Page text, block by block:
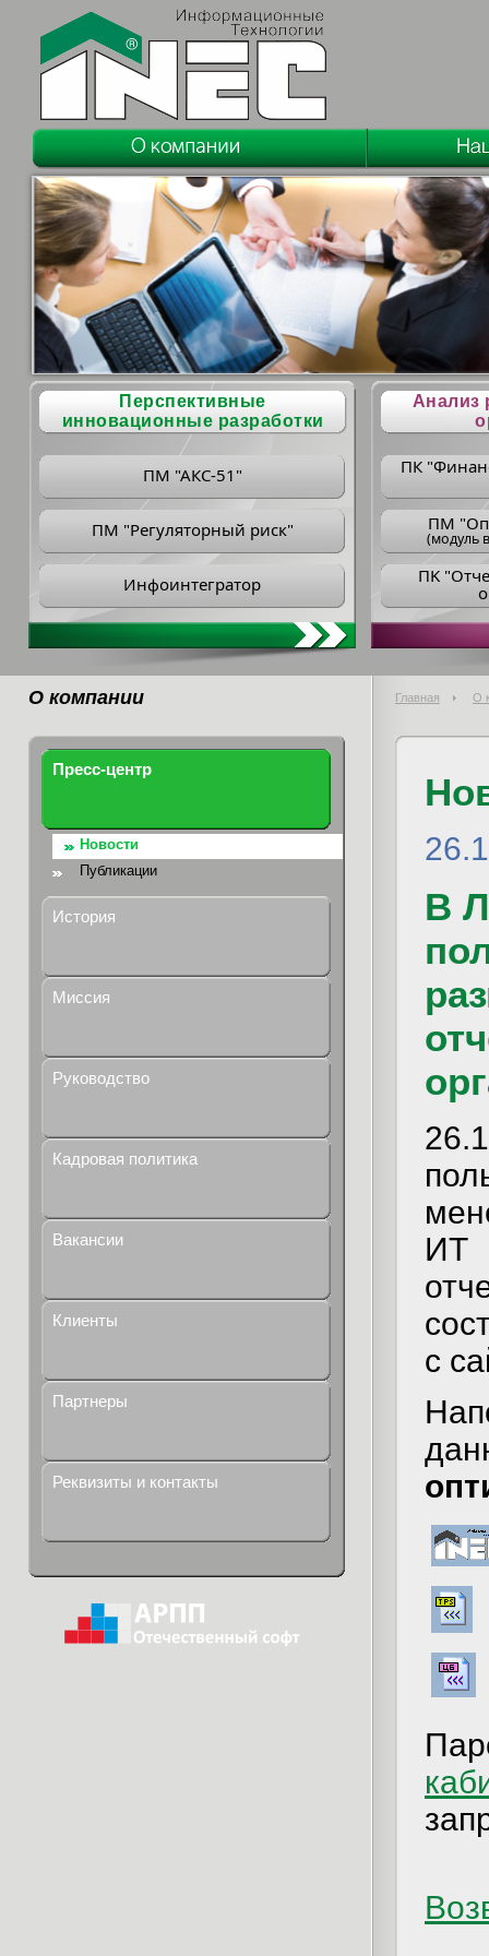
Перспективные
инновационные разработки
ПМ "АКС-51"
ПМ "Регуляторный риск"
Инфоинтегратор
Анализ
ПК
ПM
(модуль
ПK
О компании Главная О
Пресс-центр
Новости
Публикации
История
Миссия
Руководство
Кадровая политика
Вакансии
Клиенты
Партнеры
Реквизиты и контакты
В
ИТ
с